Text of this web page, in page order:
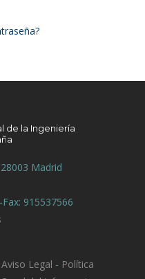
de la Ingeniería
Madrid
915537566
Aviso Legal - Política